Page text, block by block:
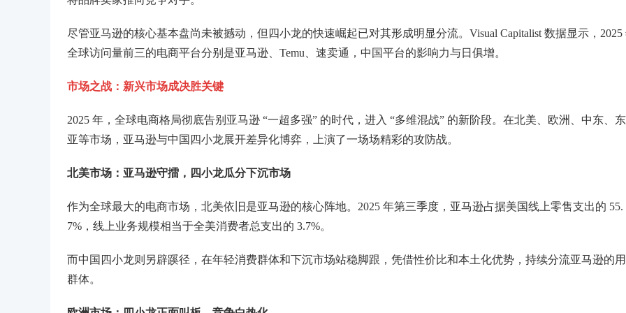
尽管亚马逊的核心基本盘尚未被撼动，但四小龙的快速崛起已对其形成明显分流。Visual Capitalist 数据显示，2025
全球访问量前三的电商平台分别是亚马逊、Temu、速卖通，中国平台的影响力与日俱增。
市场之战：新兴市场成决胜关键
2025 年，全球电商格局彻底告别亚马逊 “一超多强” 的时代，进入 “多维混战” 的新阶段。在北美、欧洲、中东、
亚等市场，亚马逊与中国四小龙展开差异化博弈，上演了一场场精彩的攻防战。
北美市场：亚马逊守擂，四小龙瓜分下沉市场
作为全球最大的电商市场，北美依旧是亚马逊的核心阵地。2025 年第三季度，亚马逊占据美国线上零售支出的 55.
7%，线上业务规模相当于全美消费者总支出的 3.7%。
而中国四小龙则另辟蹊径，在年轻消费群体和下沉市场站稳脚跟，凭借性价比和本土化优势，持续分流亚马逊的
群体。